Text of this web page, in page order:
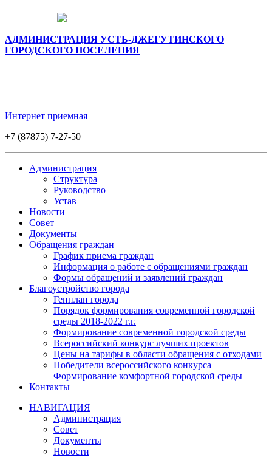
АДМИНИСТРАЦИЯ УСТЬ-ДЖЕГУТИНСКОГО
ГОРОДСКОГО ПОСЕЛЕНИЯ
Интернет приемная
+7 (87875) 7-27-50
Администрация
Структура
Руководство
Устав
Новости
Совет
Документы
Обращения граждан
График приема граждан
Информация о работе с обращениями граждан
Формы обращений и заявлений граждан
Благоустройство города
Генплан города
Порядок формирования современной городской
среды 2018-2022 г.г.
Формирование современной городской среды
Всероссийский конкурс лучших проектов
Цены на тарифы в области обращения с отходами
Победители всероссийского конкурса
Формирование комфортной городской среды
Контакты
НАВИГАЦИЯ
Администрация
Совет
Документы
Новости